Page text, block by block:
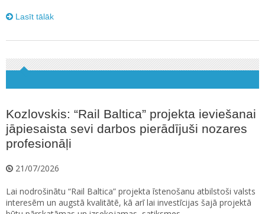
Lasīt tālāk
Kozlovskis: “Rail Baltica” projekta ieviešanai
jāpiesaista sevi darbos pierādījuši nozares
profesionāļi
21/07/2026
Lai nodrošinātu “Rail Baltica” projekta īstenošanu atbilstoši valsts
interesēm un augstā kvalitātē, kā arī lai investīcijas šajā projektā